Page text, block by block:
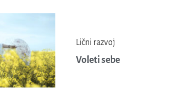
Lični razvoj
Voleti sebe